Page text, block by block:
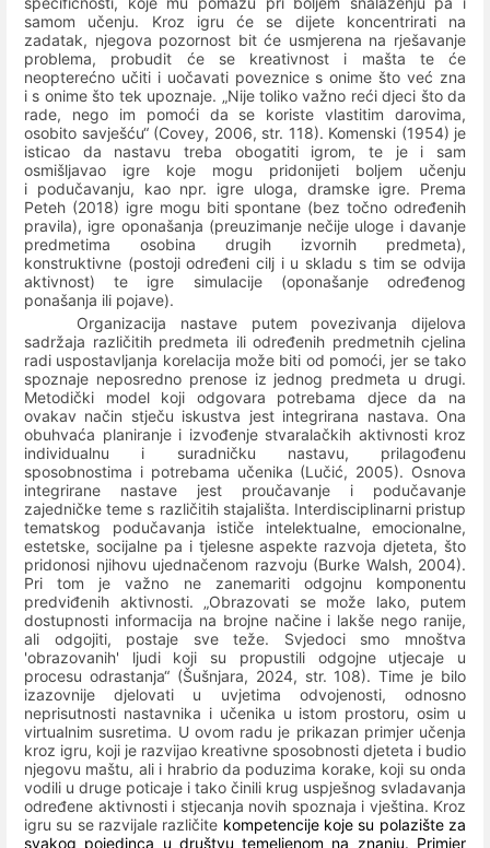
samom učenju. Kroz igru će se dijete koncentrirati na
zadatak, njegova pozornost bit će usmjerena na rješavanje
problema, probudit će se kreativnost i mašta te će
neopterećno učiti i uočavati poveznice s onime što već zna
i s onime što tek upoznaje. „Nije toliko važno reći djeci što da
rade, nego im pomoći da se koriste vlastitim darovima,
osobito savješću“ (Covey, 2006, str. 118). Komenski (1954) je
isticao da nastavu treba obogatiti igrom, te je i sam
osmišljavao igre koje mogu pridonijeti boljem učenju
i podučavanju, kao npr. igre uloga, dramske igre. Prema
Peteh (2018) igre mogu biti spontane (bez točno određenih
pravila), igre oponašanja (preuzimanje nečije uloge i davanje
predmetima osobina drugih izvornih predmeta),
konstruktivne (postoji određeni cilj i u skladu s tim se odvija
aktivnost) te igre simulacije (oponašanje određenog
ponašanja ili pojave).
Organizacija nastave putem povezivanja dijelova
sadržaja različitih predmeta ili određenih predmetnih cjelina
radi uspostavljanja korelacija može biti od pomoći, jer se tako
spoznaje neposredno prenose iz jednog predmeta u drugi.
Metodički model koji odgovara potrebama djece da na
ovakav način stječu iskustva jest integrirana nastava. Ona
obuhvaća planiranje i izvođenje stvaralačkih aktivnosti kroz
individualnu i suradničku nastavu, prilagođenu
sposobnostima i potrebama učenika (Lučić, 2005). Osnova
integrirane nastave jest proučavanje i podučavanje
zajedničke teme s različitih stajališta. Interdisciplinarni pristup
tematskog podučavanja ističe intelektualne, emocionalne,
estetske, socijalne pa i tjelesne aspekte razvoja djeteta, što
pridonosi njihovu ujednačenom razvoju (Burke Walsh, 2004).
Pri tom je važno ne zanemariti odgojnu komponentu
predviđenih aktivnosti. „Obrazovati se može lako, putem
dostupnosti informacija na brojne načine i lakše nego ranije,
ali odgojiti, postaje sve teže. Svjedoci smo mnoštva
'obrazovanih' ljudi koji su propustili odgojne utjecaje u
procesu odrastanja“ (Šušnjara, 2024, str. 108). Time je bilo
izazovnije djelovati u uvjetima odvojenosti, odnosno
neprisutnosti nastavnika i učenika u istom prostoru, osim u
virtualnim susretima. U ovom radu je prikazan primjer učenja
kroz igru, koji je razvijao kreativne sposobnosti djeteta i budio
njegovu maštu, ali i hrabrio da poduzima korake, koji su onda
vodili u druge poticaje i tako činili krug uspješnog svladavanja
određene aktivnosti i stjecanja novih spoznaja i vještina. Kroz
igru su se razvijale različite kompetencije koje su polazište za
svakog pojedinca u društvu temeljenom na znanju. Primjer